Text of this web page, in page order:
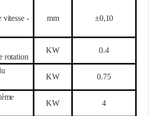
vitesse -
mm ±0,10
rotation
KW 0.4
KW 0.75
KW 4